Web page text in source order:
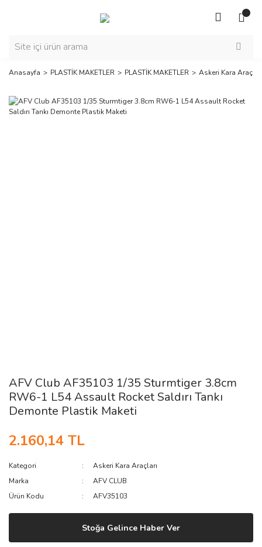
Anasayfa PLASTİK MAKETLER PLASTİK MAKETLER Askeri Kara
AFV Club AF35103 1/35 Sturmtiger 3.8cm
RW6-1 L54 Assault Rocket Saldırı Tankı
Demonte Plastik Maketi
2.160,14 TL
Kategori
Askeri Kara Araçları
Marka
AFV CLUB
Ürün Kodu
AFV35103
Stoğa Gelince Haber Ver